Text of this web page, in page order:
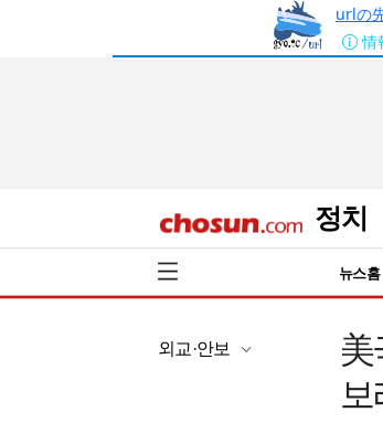
urlの
情